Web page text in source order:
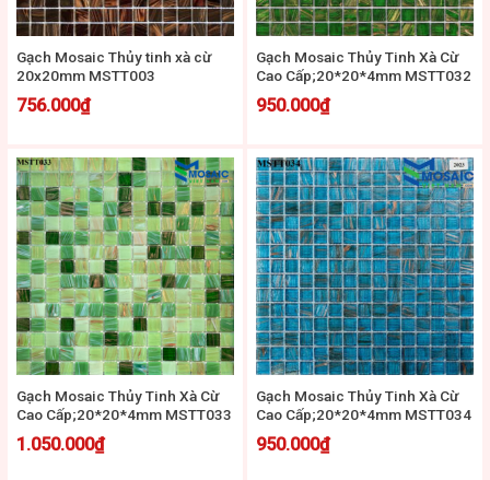
Gạch Mosaic Thủy tinh xà cừ
20x20mm MSTT003
756.000₫
Gạch Mosaic Thủy Tinh Xà Cừ
Cao Cấp;20*20*4mm MSTT032
950.000₫
Gạch Mosaic Thủy Tinh Xà Cừ
Cao Cấp;20*20*4mm MSTT033
1.050.000₫
Gạch Mosaic Thủy Tinh Xà Cừ
Cao Cấp;20*20*4mm MSTT034
950.000₫